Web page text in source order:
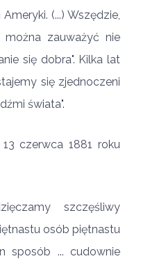
(...) Wszędzie,
zauważyć nie
się dobra". Kilka lat
się zjednoczeni
świata".
czerwca 1881 roku
szczęśliwy
osób piętnastu
sposób ... cudownie